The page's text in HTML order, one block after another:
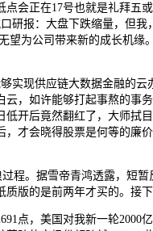
会正在17号也就是礼拜五
研报：大盘下跌缩量，但
望为公司带来新的成长机缘
现供应链大数据金融的云
云，如许能够打起事熬的事
低开后竟然翻红了，大师拭
，才会晓得股票是何等的廉
。据雪帝青鸿透露，短暂
版的是前两年才买的。接下
，美国对我新一轮2000亿